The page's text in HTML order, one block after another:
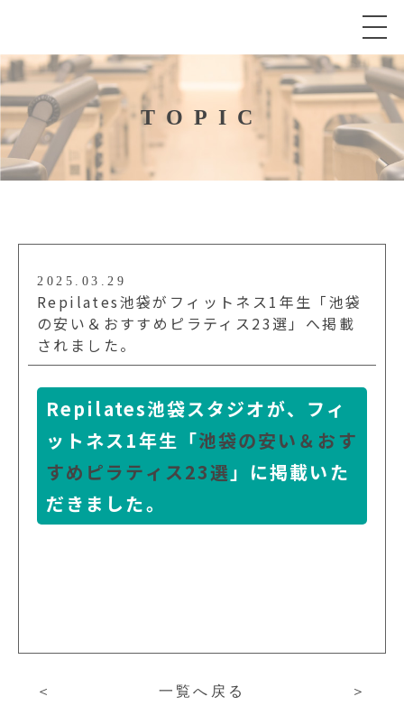
TOPIC
2025.03.29
Repilates池袋がフィットネス1年生「池袋
の安い＆おすすめピラティス23選」へ掲載
されました。
Repilates池袋スタジオが、フィ
ットネス1年生「池袋の安い＆おす
すめピラティス23選」に掲載いた
だきました。
＜ 一覧へ戻る ＞